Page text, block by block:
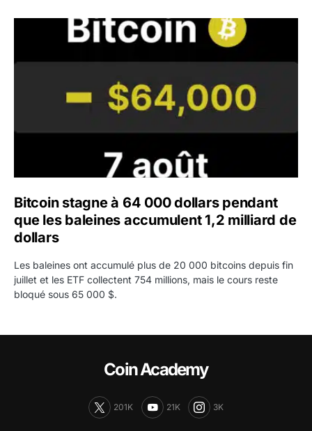
Bitcoin stagne à 64 000 dollars pendant que les
Bitcoin stagne à 64 000 dollars pendant
que les baleines accumulent 1,2 milliard de
dollars
Les baleines ont accumulé plus de 20 000 bitcoins depuis fin
juillet et les ETF collectent 754 millions, mais le cours reste
bloqué sous 65 000 $.
Coin Academy
201K 21K 3K